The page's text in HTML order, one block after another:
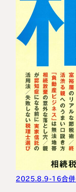
名古屋事務所
450-0002
知県名古屋市中村区名駅
12号
名古屋ビルヂング25階
2025.8.9-16合併